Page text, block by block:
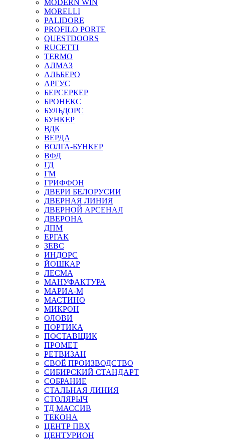
MODERN WIN
MORELLI
PALIDORE
PROFILO PORTE
QUESTDOORS
RUCETTI
TERMO
АЛМАЗ
АЛЬБЕРО
АРГУС
БЕРСЕРКЕР
БРОНЕКС
БУЛЬДОРС
БУНКЕР
ВДК
ВЕРДА
ВОЛГА-БУНКЕР
ВФД
ГД
ГМ
ГРИФФОН
ДВЕРИ БЕЛОРУСИИ
ДВЕРНАЯ ЛИНИЯ
ДВЕРНОЙ АРСЕНАЛ
ДВЕРОНА
ДПМ
ЕРГАК
ЗЕВС
ИНДОРС
ЙОШКАР
ЛЕСМА
МАНУФАКТУРА
МАРИА-М
МАСТИНО
МИКРОН
ОЛОВИ
ПОРТИКА
ПОСТАВЩИК
ПРОМЕТ
РЕТВИЗАН
СВОЁ ПРОИЗВОДСТВО
СИБИРСКИЙ СТАНДАРТ
СОБРАНИЕ
СТАЛЬНАЯ ЛИНИЯ
СТОЛЯРЫЧ
ТД МАССИВ
ТЕКОНА
ЦЕНТР ПВХ
ЦЕНТУРИОН